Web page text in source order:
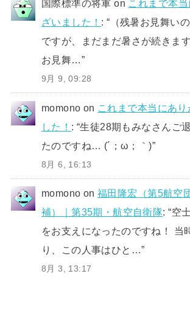
国際標準の将軍 on これまで本
ざいました！ : “ （残暑お見舞い
ですが、まだまだ暑さが続きま
お見舞…”
9月 9, 09:28
momono on これまで本当にあり
した！ : “生徒28期もみなさんご
たのですね… (´；ω；｀)”
8月 6, 16:13
momono on福田隆宏（第5航空
補）｜第35期・航空自衛隊: “空
をお支えになったのですね！ 当
り、この人事はひと…”
8月 3, 13:17